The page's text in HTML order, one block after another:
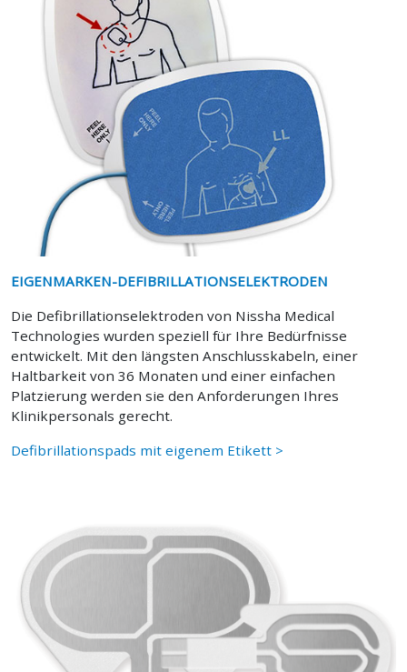
EIGENMARKEN-DEFIBRILLATIONSELEKTRODEN
Die Defibrillationselektroden von Nissha Medical
Technologies wurden speziell für Ihre Bedürfnisse
entwickelt. Mit den längsten Anschlusskabeln, einer
Haltbarkeit von 36 Monaten und einer einfachen
Platzierung werden sie den Anforderungen Ihres
Klinikpersonals gerecht.
Defibrillationspads mit eigenem Etikett >